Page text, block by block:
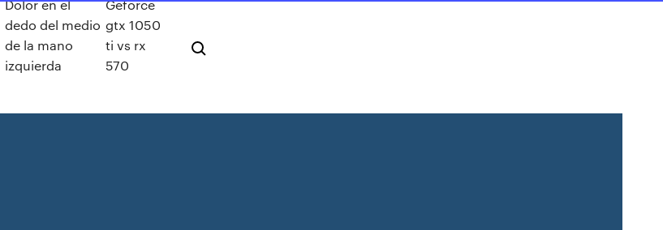
Dolor en el
dedo del medio
de la mano
izquierda
Geforce
gtx 1050
ti vs rx
570